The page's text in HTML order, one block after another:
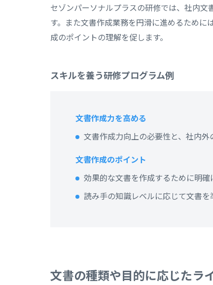
セゾンパーソナルプラスの研修では、社内
す。また文書作成業務を円滑に進めるため
成のポイントの理解を促します。
スキルを養う研修プログラム例
文書作成力を高める
文書作成力向上の必要性と、社内
文書作成のポイント
効果的な文書を作成するために明
読み手の知識レベルに応じて文書
文書の種類や目的に応じたラ